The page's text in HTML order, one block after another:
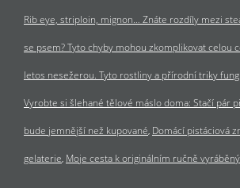
Rib eye, striploin, mignon… Znáte rozdíly mezi
se psem? Tyto chyby mohou zkomplikovat celou
letos nesežerou. Tyto rostliny a přírodní triky
Vyrobte si šlehané tělové máslo doma: Stačí pár
bude jemnější než kupované Domácí pistáciová
gelaterie Moje cesta k originálním ručně